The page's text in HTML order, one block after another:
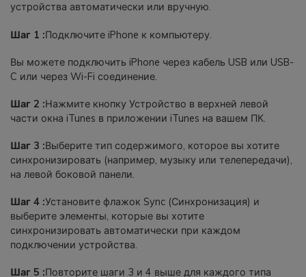
устройства автоматически или вручную.
Шаг 1 :Подключите iPhone к компьютеру.
Вы можете подключить iPhone через кабель USB или USB-
C или через Wi-Fi соединение.
Шаг 2 :Нажмите кнопку Устройство в верхней левой
части окна iTunes в приложении iTunes на вашем ПК.
Шаг 3 :Выберите тип содержимого, которое вы хотите
синхронизировать (например, музыку или телепередачи),
на левой боковой панели.
Шаг 4 :Установите флажок Sync (Синхронизация) и
выберите элементы, которые вы хотите
синхронизировать автоматически при каждом
подключении устройства.
Шаг 5 :Повторите шаги 3 и 4 выше для каждого типа